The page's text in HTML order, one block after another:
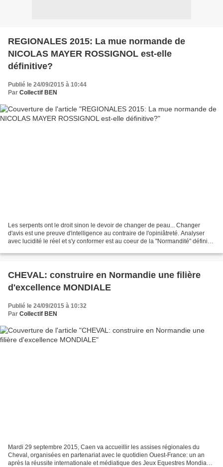
REGIONALES 2015: La mue normande de
NICOLAS MAYER ROSSIGNOL est-elle
définitive?
Publié le 24/09/2015 à 10:44
Par Collectif BEN
Les serpents ont le droit sinon le devoir de changer de peau... Changer
d'avis est une preuve d'intelligence au contraire de l'opiniâtreté. Analyser
avec lucidité le réel et s'y conformer est au coeur de la "Normandité" définie
CHEVAL: construire en Normandie une filière
d'excellence MONDIALE
Publié le 24/09/2015 à 10:32
Par Collectif BEN
Mardi 29 septembre 2015, Caen va accueillir les assises régionales du
Cheval, organisées en partenariat avec le quotidien Ouest-France: un an
après la réussite internationale et médiatique des Jeux Equestres Mondiaux